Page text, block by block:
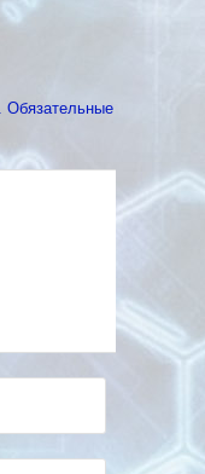
Обязательные